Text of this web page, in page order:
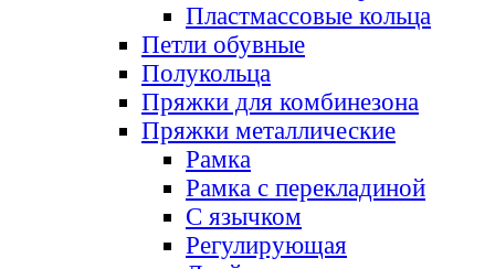
Пластмассовые кольца
Петли обувные
Полукольца
Пряжки для комбинезона
Пряжки металлические
Рамка
Рамка с перекладиной
С язычком
Регулирующая